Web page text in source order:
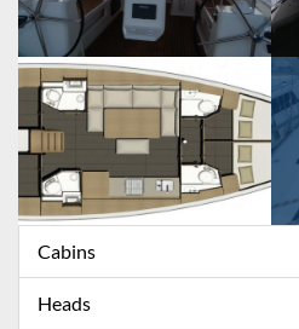
Cabins
Heads